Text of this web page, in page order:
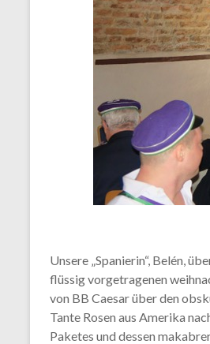
Unsere „Spanierin“, Belén,
flüssig vorgetragenen
von BB Caesar über den
Tante Rosen aus Amerika
Paketes und dessen